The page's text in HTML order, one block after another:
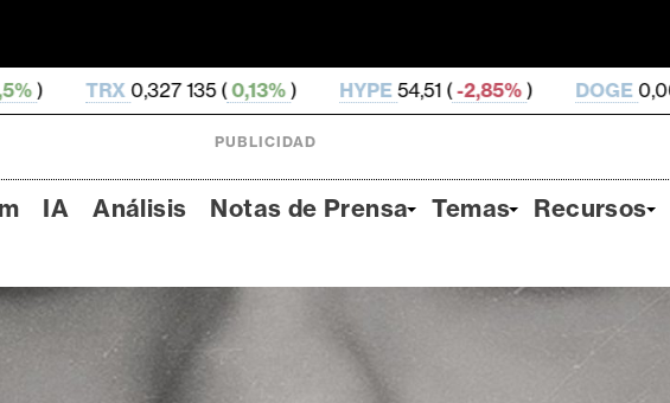
135 ( 0,13% ) HYPE54,51 ( -2,85%) DOGE0,069 842 (1,58%)
PUBLICIDAD
IA Análisis Notas de Prensa Temas Recursos